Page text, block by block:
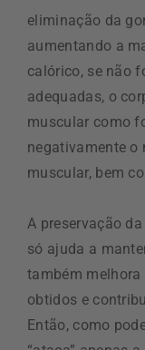
eliminação da
aumentando a
calórico, se não
adequadas, o
muscular como
negativamente
muscular, bem
A preservação
só ajuda a
também
obtidos e
Então, como